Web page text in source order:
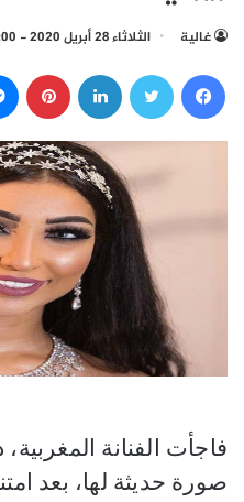
غالية الثلاثاء 28 أبريل 2020 - 01:00
فاجأت الفنانة المغربية،
صورة حديثة لها، بعد